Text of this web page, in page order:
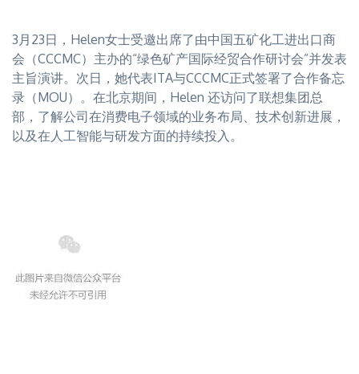
3月23日，Helen女士受邀出席了由中国五矿化工进出口商
会（CCCMC）主办的“绿色矿产国际经贸合作研讨会”并发表
主旨演讲。次日，她代表ITA与CCCMC正式签署了合作备忘
录（MOU）。在北京期间，Helen 还访问了联想集团总
部，了解公司在消费电子领域的业务布局、技术创新进展，
以及在人工智能与研发方面的持续投入。